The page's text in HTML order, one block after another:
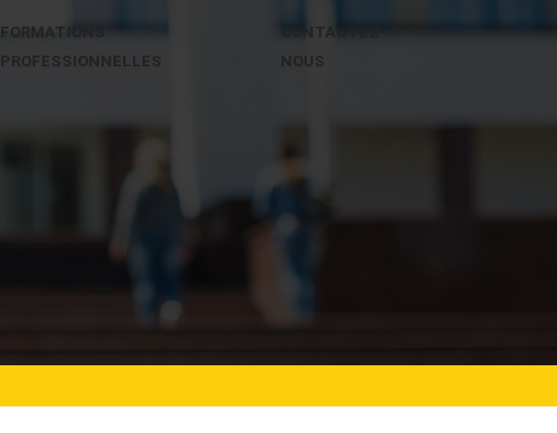
FORMATIONS
PROFESSIONNELLES
CONTACTEZ-
NOUS